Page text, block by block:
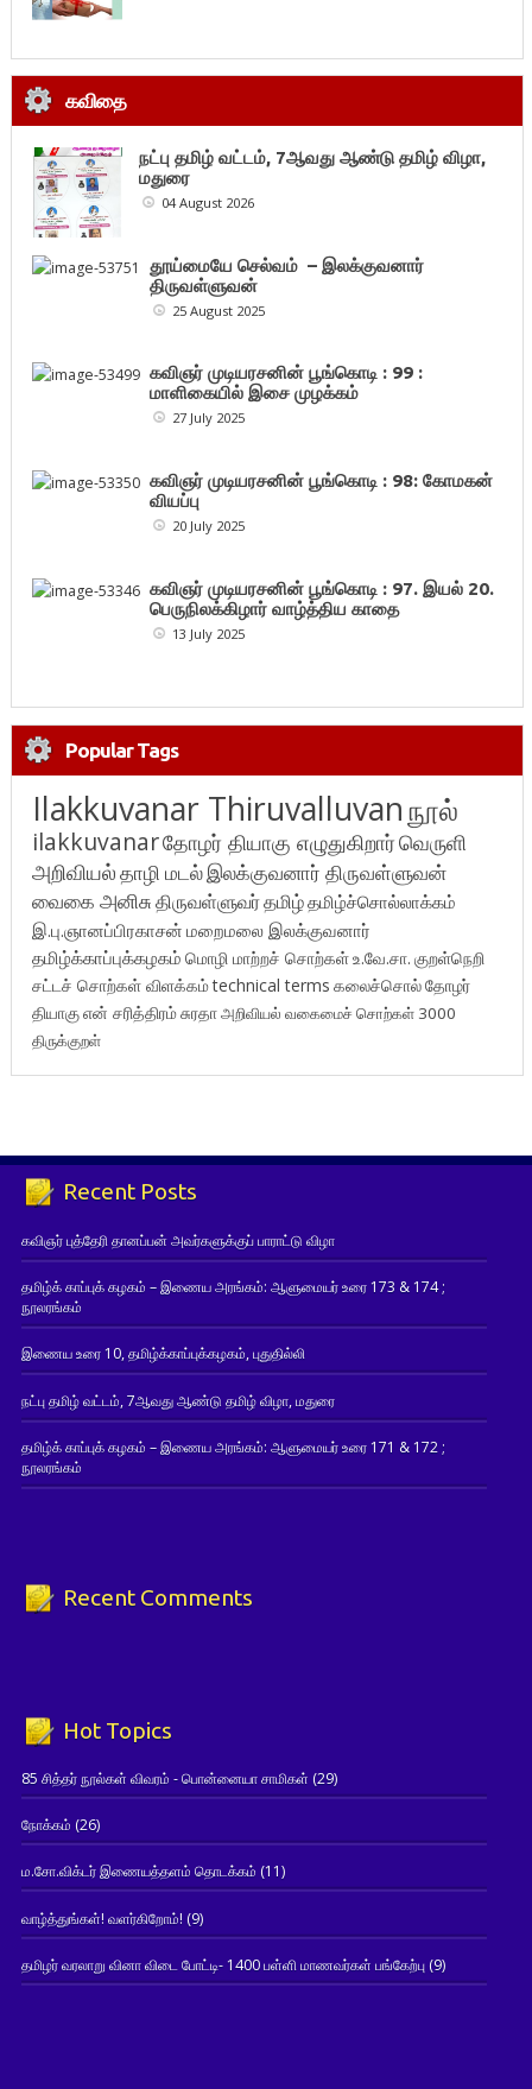
கவிதை
நட்பு தமிழ் வட்டம், 7ஆவது ஆண்டு தமிழ் விழா,
மதுரை
04 August 2026
தூய்மையே செல்வம் – இலக்குவனார்
திருவள்ளுவன்
25 August 2025
கவிஞர் முடியரசனின் பூங்கொடி : 99 :
மாளிகையில் இசை முழக்கம்
27 July 2025
கவிஞர் முடியரசனின் பூங்கொடி : 98: கோமகன்
வியப்பு
20 July 2025
கவிஞர் முடியரசனின் பூங்கொடி : 97. இயல் 20.
பெருநிலக்கிழார் வாழ்த்திய காதை
13 July 2025
Popular Tags
Ilakkuvanar Thiruvalluvanநூல்
ilakkuvanarதோழர் தியாகு எழுதுகிறார்வெருளி
அறிவியல்தாழி மடல்இலக்குவனார் திருவள்ளுவன்
வைகை அனிசுதிருவள்ளுவர்தமிழ்தமிழ்ச்சொல்லாக்கம்
இ.பு.ஞானப்பிரகாசன் மறைமலை இலக்குவனார்
தமிழ்க்காப்புக்கழகம் மொழி மாற்றச் சொற்கள்உ.வே.சா. குறள்நெறி
சட்டச் சொற்கள் விளக்கம்technical terms கலைச்சொல்தோழர்
தியாகுஎன் சரித்திரம்சுரதாஅறிவியல் வகைமைச் சொற்கள் 3000
திருக்குறள்
Recent Posts
கவிஞர் புத்தேரி தானப்பன் அவர்களுக்குப் பாராட்டு விழா
தமிழ்க் காப்புக் கழகம் – இணைய அரங்கம்: ஆளுமையர் உரை 173 & 174 ;
நூலரங்கம்
இணைய உரை 10, தமிழ்க்காப்புக்கழகம், புதுதில்லி
நட்பு தமிழ் வட்டம், 7ஆவது ஆண்டு தமிழ் விழா, மதுரை
தமிழ்க் காப்புக் கழகம் – இணைய அரங்கம்: ஆளுமையர் உரை 171 & 172 ;
நூலரங்கம்
Recent Comments
Hot Topics
85 சித்தர் நூல்கள் விவரம் - பொன்னையா சாமிகள் (29)
நோக்கம் (26)
ம.சோ.விக்டர் இணையத்தளம் தொடக்கம் (11)
வாழ்த்துங்கள்! வளர்கிறோம்! (9)
தமிழர் வரலாறு வினா விடை போட்டி- 1400 பள்ளி மாணவர்கள் பங்கேற்பு(9)